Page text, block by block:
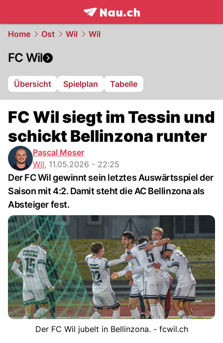
frontpage.NAU.ch
Home Ost Wil Wil
FC Wil
Übersicht Spielplan Tabelle
FC Wil siegt im Tessin und
schickt Bellinzona runter
Pascal Moser
Wil, 11.05.2026 - 22:25
Der FC Wil gewinnt sein letztes Auswärtsspiel der
Saison mit 4:2. Damit steht die AC Bellinzona als
Absteiger fest.
Der FC Wil jubelt in Bellinzona. - fcwil.ch